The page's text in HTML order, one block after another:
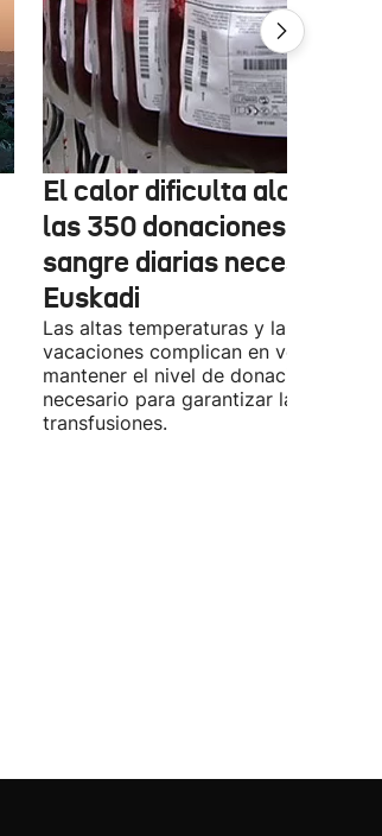
El calor dificulta alcanzar
las 350 donaciones de
sangre diarias necesarias
Euskadi
Las altas temperaturas y las
vacaciones complican en verano
mantener el nivel de donaciones
necesario para garantizar las
transfusiones.